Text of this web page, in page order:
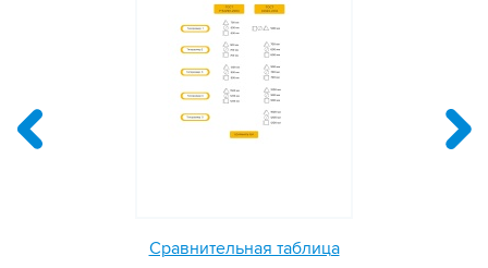
Сравнительная таблица